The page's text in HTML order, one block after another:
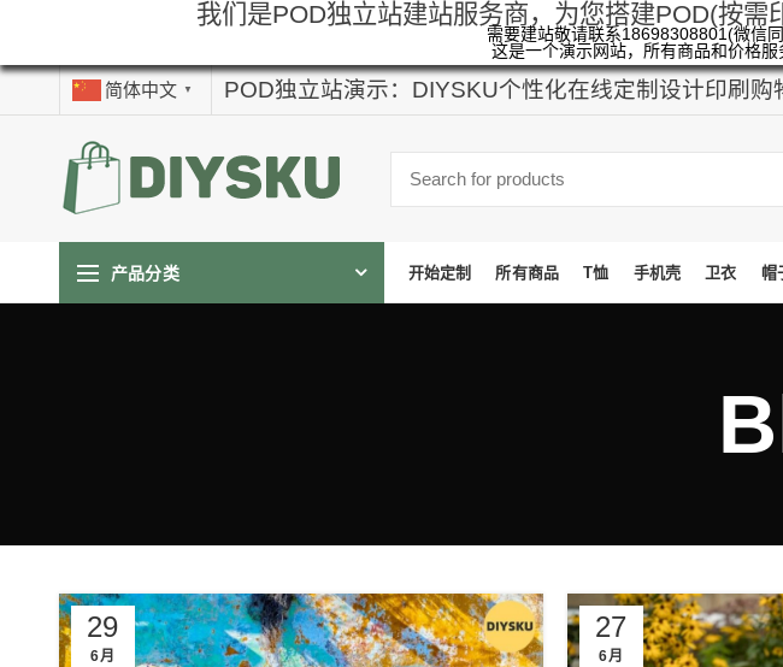
我们是POD独立站建站服务商，为您搭建POD(按
需要建站敬请联系18698308801(微信
这是一个演示网站，所有商品和价格
简体中文 ▼ POD独立站演示：DIYSKU个性化在线定制设计印刷购
产品分类 开始定制 所有商品 T恤 手机壳 卫衣 帽
29
6月
27
6月